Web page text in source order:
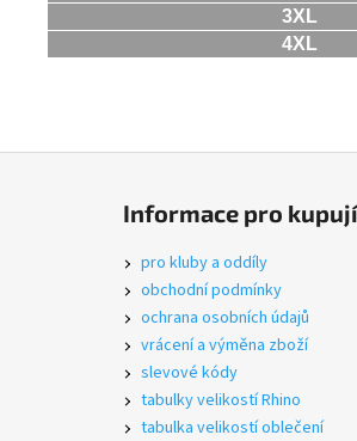
3XL
4XL
Informace pro
pro kluby a oddíly
obchodní podmínky
ochrana osobních údajů
vrácení a výměna zboží
slevové kódy
tabulky velikostí Rhino
tabulka velikostí oblečení